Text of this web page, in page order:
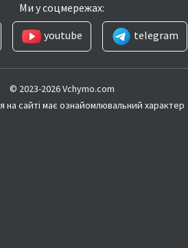
Ми у соцмережах:
youtube telegram
© 2023-2026 Vchymo.com
на сайті має ознайомлювальний характер